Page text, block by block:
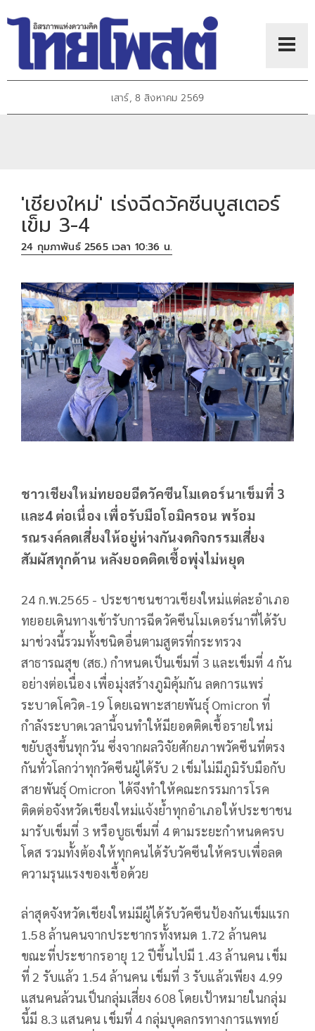
เสาร์, 8 สิงหาคม 2569
'เชียงใหม่' เร่งฉีดวัคซีนบูสเตอร์
เข็ม 3-4
24 กุมภาพันธ์ 2565 เวลา 10:36 น.
ชาวเชียงใหม่ทยอยฉีดวัคซีนโมเดอร์นาเข็มที่ 3
และ4 ต่อเนื่อง เพื่อรับมือโอมิครอน พร้อม
รณรงค์​ลดเสี่ยงให้อยู่ห่างกันงดกิจกรรม​เสี่ยง
สัมผัส​ทุกด้าน​ หลังยอดติดเชื้อ​พุ่งไม่หยุด
24​ ก.พ.2565 - ประชาชนชาวเชียงใหม่แต่ละอำเภอ
ทยอยเดินทางเข้ารับการฉีดวัคซีนโมเดอร์นาที่ได้รับ
มาช่วงนี้รวมทั้งชนิดอื่นตามสูตรที่กระทรวง
สาธารณสุข (สธ.) ​กำหนดเป็นเข็มที่ 3 และเข็มที่ 4 กัน
อย่างต่อเนื่อง เพื่อมุ่งสร้างภูมิคุ้มกัน ลดการแพร่
ระบาดโควิด-19​ โดยเฉพาะ​สายพันธุ์​ Omicron​ ที่
กำลังระบาดเวลานี้จนทำให้มียอดติดเชื้อ​รายใหม่
ขยับสูงขึ้นทุกวัน ซึ่งจากผลวิจัยศักยภาพ​วัคซีน​ที่ตรง
กันทั่วโลกว่าทุกวัคซีน​ผู้ได้รับ​ 2​ เข็ม​ไม่มีภูมิรับมือกับ
สายพันธุ์​ Omicron​ ได้จึงทำให้คณะกรรมการ​โรค
ติดต่อ​จังหวัด​เชียงใหม่​แจ้งย้ำทุกอำเภอให้ประชาชน​
มารับเข็มที่​ 3​ หรือบูธเข็มที่​ 4​ ตามระยะกำหนดครบ
โดส ​รวมทั้งต้องให้ทุกคนได้รับวัคซีนให้ครบ​เพื่อ​ลด
ความรุนแรงของเชื้อ​ด้วย​
ล่าสุดจังหวัด​เชียงใหม่มีผู้ได้รับวัคซีน​ป้องกันเข็มแรก​
1.58 ล้านคนจากประชากรทั้งหมด​ 1.72 ล้านคน​
ขณะที่​ประชากรอายุ​ 12 ​ปีขึ้นไป​มี​ 1.43 ล้านคน​ เข็ม
ที่​ 2​ รับแล้ว​ 1.54 ล้านคน​ เข็มที่​ 3​ รับแล้วเพียง​ 4.99
แสนคนล้วนเป็นกลุ่มเสี่ยง​ 608 โดยเป้าหมายในกลุ่ม
นี้มี​ 8.3 แสนคน​ เข็มที่​ 4​ กลุ่มบุคล​กรทางการแพทย์​